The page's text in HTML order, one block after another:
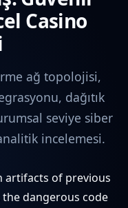
Casino
ağ topolojisi,
dağıtık
seviye siber
incelemesi.
artifacts of previous
dangerous code